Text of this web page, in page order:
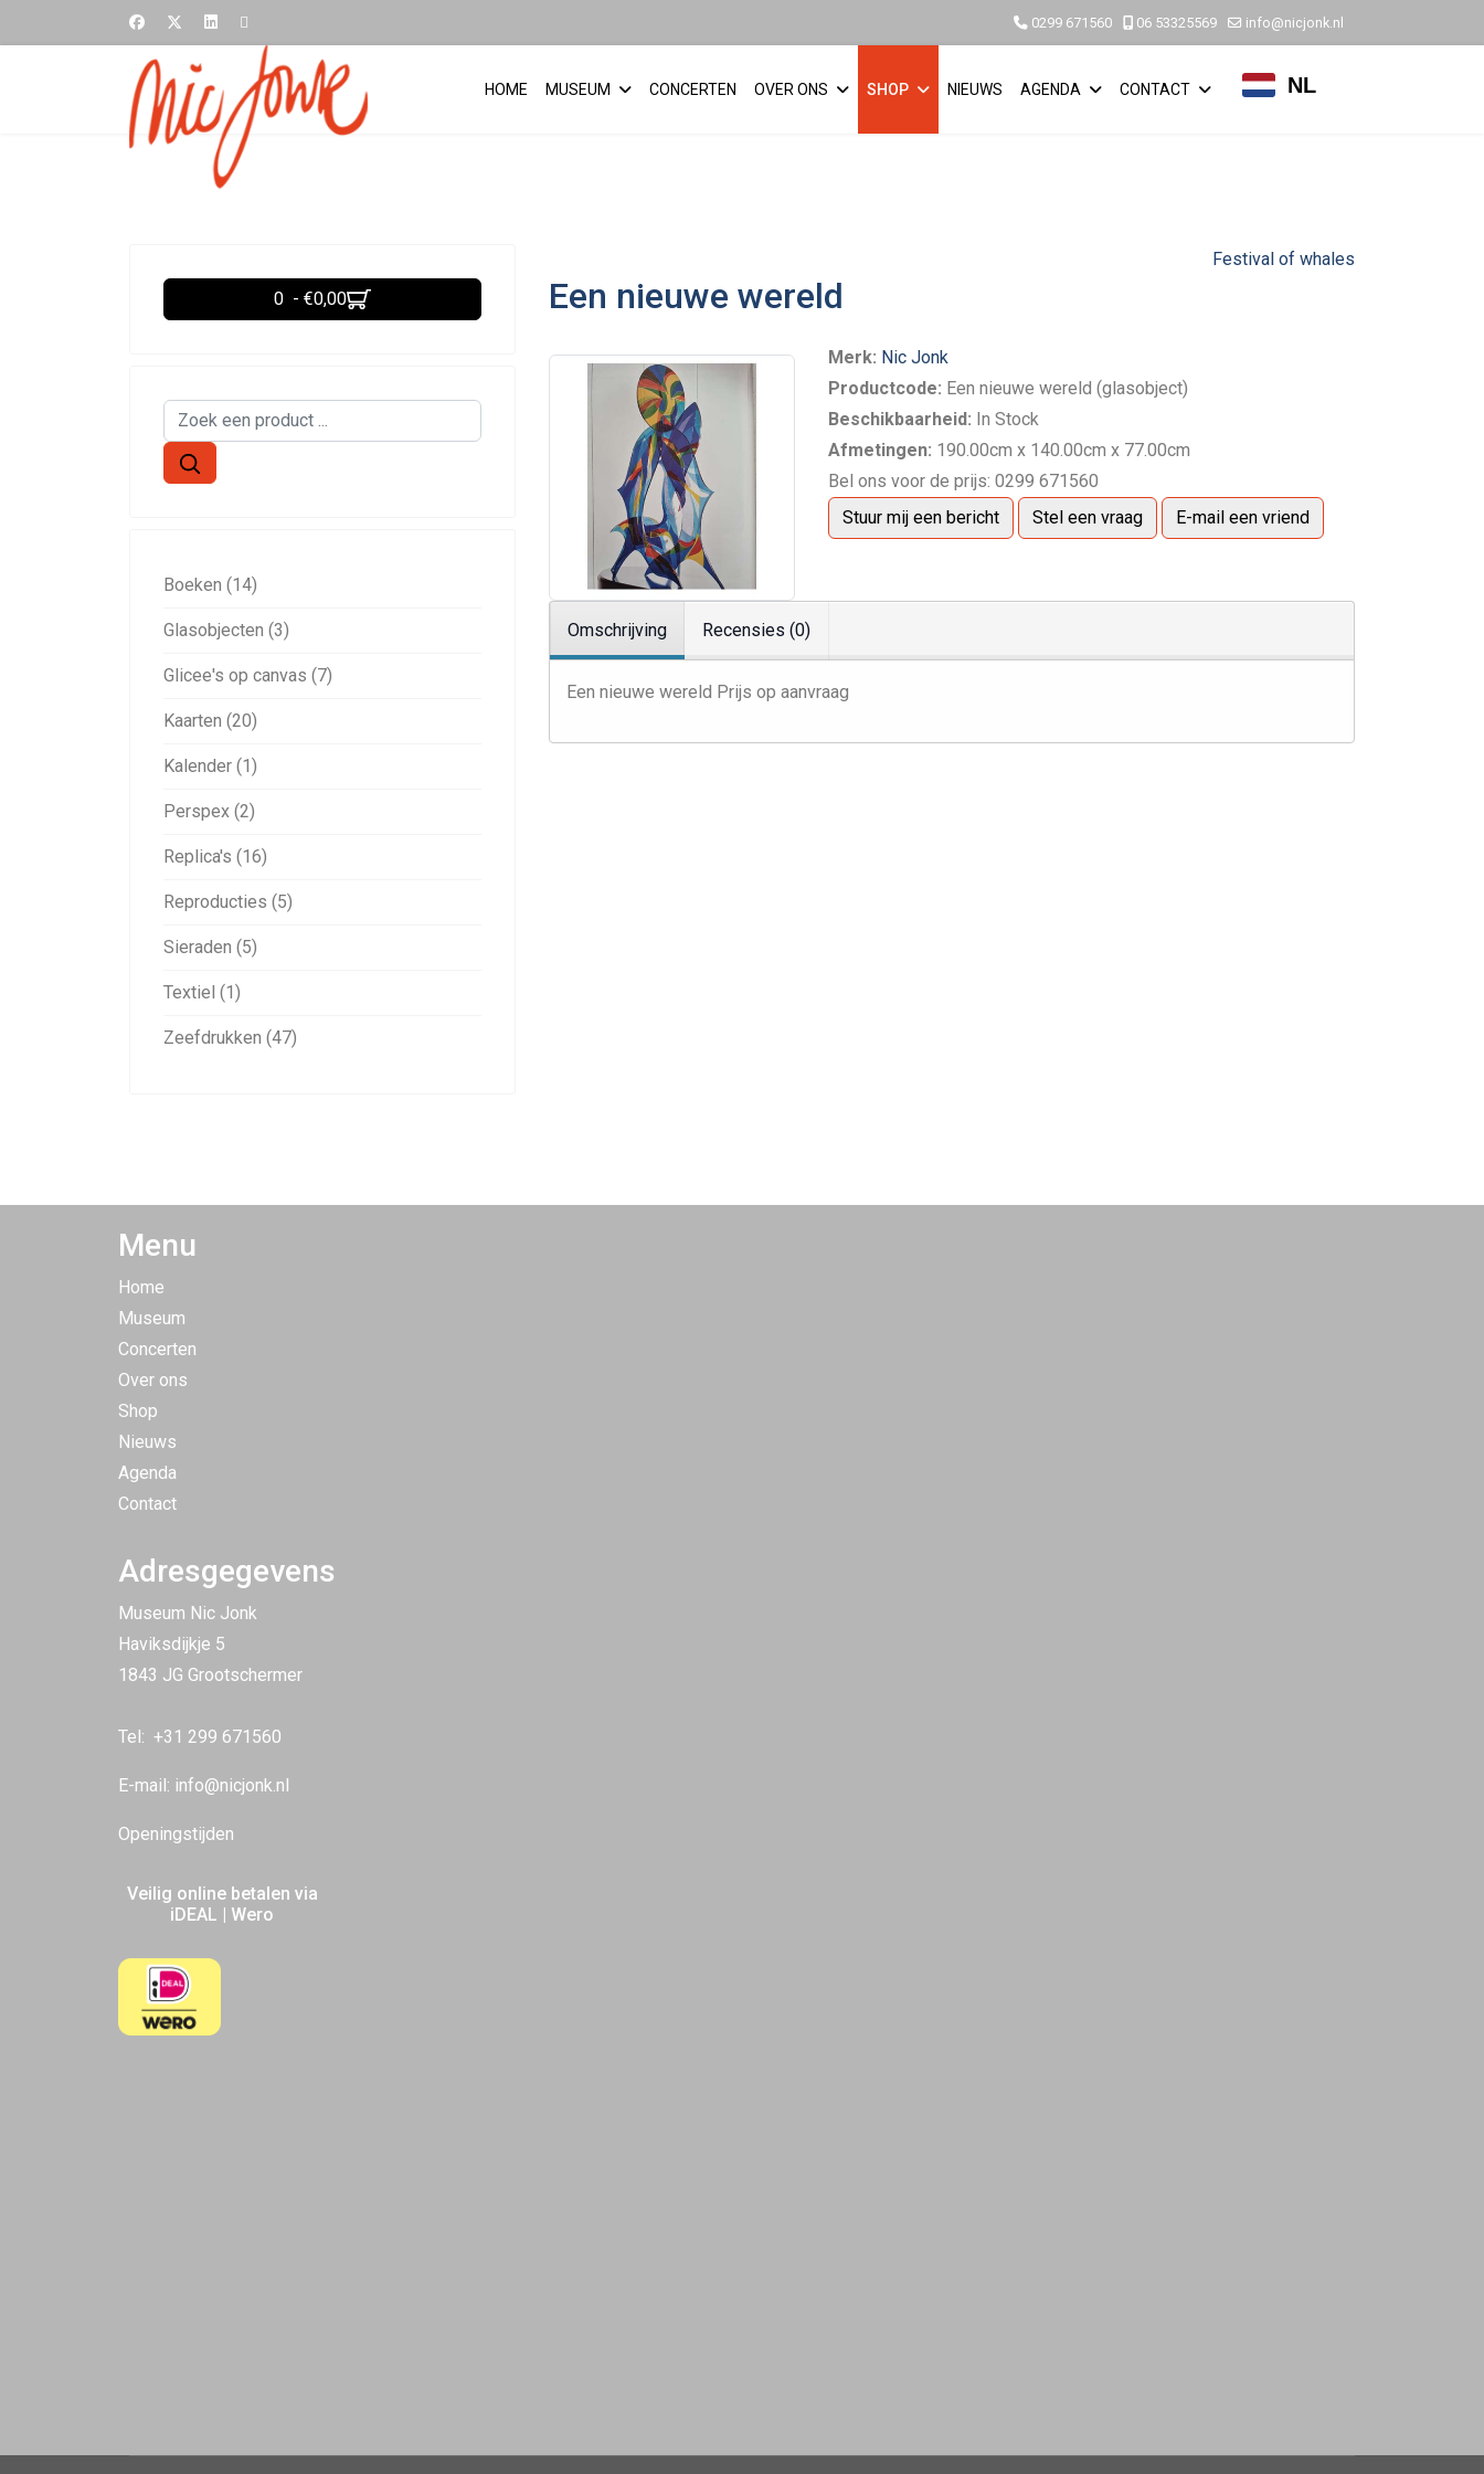
0299 671560 06 53325569 info@nicjonk.nl
HOME MUSEUM CONCERTEN OVER ONS SHOP NIEUWS AGENDA CONTACT NL
0 - €0,00
Boeken (14)
Glasobjecten (3)
Glicee's op canvas (7)
Kaarten (20)
Kalender (1)
Perspex (2)
Replica's (16)
Reproducties (5)
Sieraden (5)
Textiel (1)
Zeefdrukken (47)
Festival of whales
Een nieuwe wereld
Merk: Nic Jonk
Productcode: Een nieuwe wereld (glasobject)
Beschikbaarheid: In Stock
Afmetingen: 190.00cm x 140.00cm x 77.00cm
Bel ons voor de prijs: 0299 671560
Stuur mij een bericht
Stel een vraag E-mail een vriend
Omschrijving Recensies (0)
Een nieuwe wereld Prijs op aanvraag
Menu
Home
Museum
Concerten
Over ons
Shop
Nieuws
Agenda
Contact
Adresgegevens
Museum Nic Jonk
Haviksdijkje 5
1843 JG Grootschermer
Tel: +31 299 671560
E-mail: info@nicjonk.nl
Openingstijden
Veilig online betalen via
iDEAL | Wero